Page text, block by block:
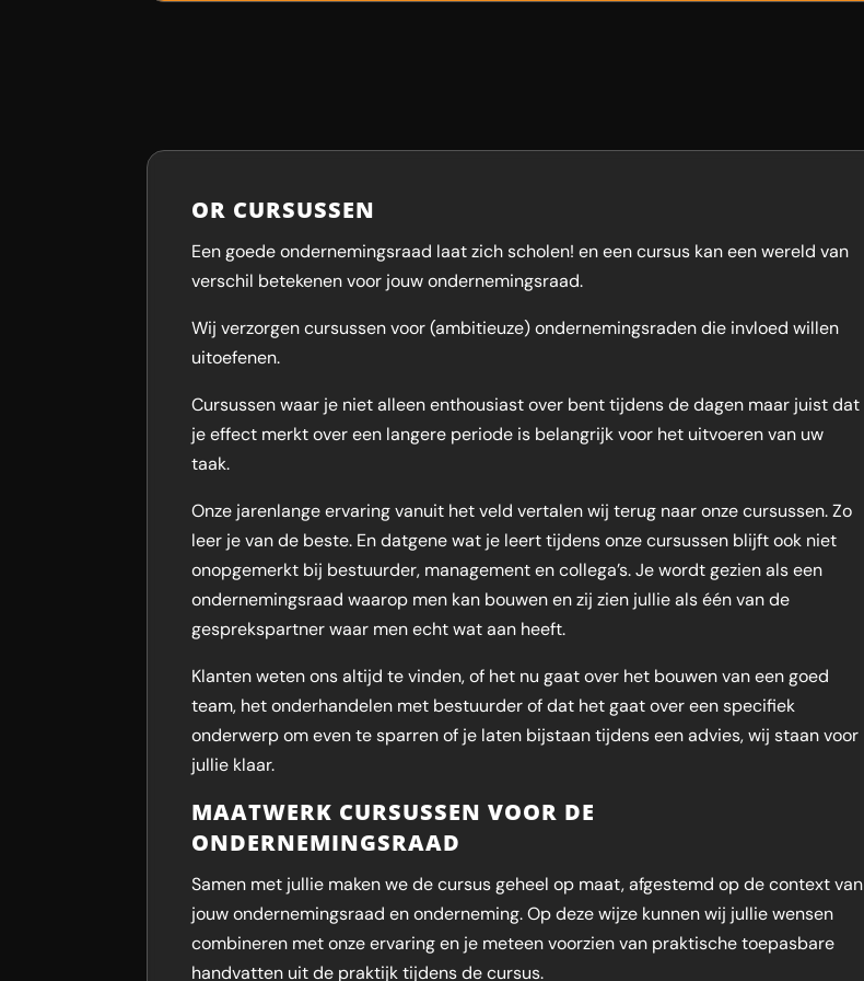
OR CURSUSSEN
Een goede ondernemingsraad laat zich scholen! en een cursus kan een wereld van
verschil betekenen voor jouw ondernemingsraad.
Wij verzorgen cursussen voor (ambitieuze) ondernemingsraden die invloed willen
uitoefenen.
Cursussen waar je niet alleen enthousiast over bent tijdens de dagen maar juist dat
je effect merkt over een langere periode is belangrijk voor het uitvoeren van uw
taak.
Onze jarenlange ervaring vanuit het veld vertalen wij terug naar onze cursussen. Zo
leer je van de beste. En datgene wat je leert tijdens onze cursussen blijft ook niet
onopgemerkt bij bestuurder, management en collega’s. Je wordt gezien als een
ondernemingsraad waarop men kan bouwen en zij zien jullie als één van de
gesprekspartner waar men echt wat aan heeft.
Klanten weten ons altijd te vinden, of het nu gaat over het bouwen van een goed
team, het onderhandelen met bestuurder of dat het gaat over een specifiek
onderwerp om even te sparren of je laten bijstaan tijdens een advies, wij staan voor
jullie klaar.
MAATWERK CURSUSSEN VOOR DE
ONDERNEMINGSRAAD
Samen met jullie maken we de cursus geheel op maat, afgestemd op de context van
jouw ondernemingsraad en onderneming. Op deze wijze kunnen wij jullie wensen
combineren met onze ervaring en je meteen voorzien van praktische toepasbare
handvatten uit de praktijk tijdens de cursus.